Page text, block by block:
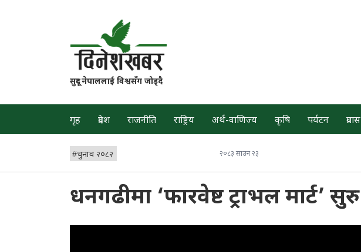
सुदूर नेपाललाई विश्वसँग जोड्दै
गृह प्रदेश राजनीति राष्ट्रिय अर्थ-वाणिज्य कृषि पर्यटन प्रवास
#चुनाव २०८२ २०८३ साउन २३
धनगढीमा ‘फारवेष्ट ट्राभल मार्ट’ सुरु